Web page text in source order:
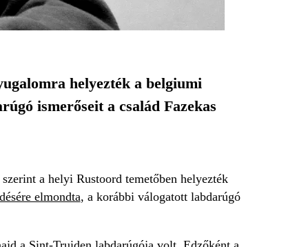
helyezték a belgiumi
ismerőseit a család Fazekas
a helyi Rustoord temetőben helyezték
elmondta, a korábbi válogatott labdarúgó